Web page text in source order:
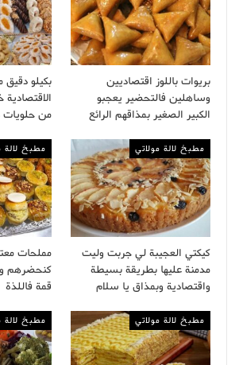
بريوات باللوز اقتصاديين
وساهلين فالتحضير يعجبو
الكبير الصغير بمذاقهم الرائع
بكيلو دقيق
من حلويات
مطبخ لالة مولاتي
كيكتي العجيبة لي جربت وليت
مدمنة عليها بطريقة بسيطة
واقتصادية وبمذاق يا سلام
مطبخ لالة
مملحات
كنحضرهم
قمة فاللذة
مطبخ لالة مولاتي مطبخ لالة